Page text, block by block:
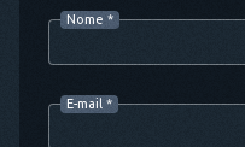
Nome *
E-mail *